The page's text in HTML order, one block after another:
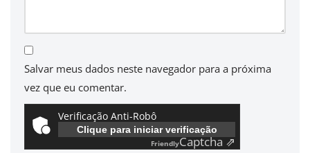
Salvar meus dados neste navegador para a próxima
vez que eu comentar.
Verificação Anti-Robô
Clique para iniciar verificação
FriendlyCaptcha ⇗